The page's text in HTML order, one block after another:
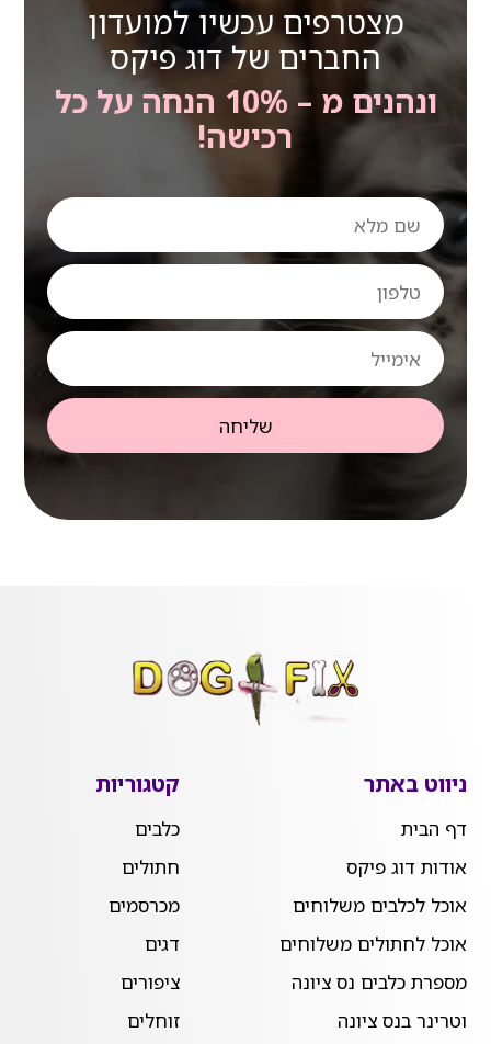
מצטרפים עכשיו למועדון
החברים של דוג פיקס
ונהנים מ – 10% הנחה על כל
רכישה!
שם
מלא
טלפון
אימייל
שליחה
ניווט באתר
דף הבית
אודות דוג פיקס
אוכל לכלבים משלוחים
אוכל לחתולים משלוחים
מספרת כלבים נס ציונה
וטרינר בנס ציונה
קטגוריות
כלבים
חתולים
מכרסמים
דגים
ציפורים
זוחלים